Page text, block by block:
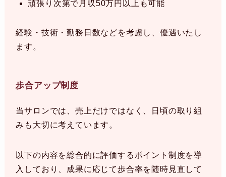
頑張り次第で月収50万円以上も可能
経験・技術・勤務日数などを考慮し、優遇いたし
ます。
歩合アップ制度
当サロンでは、売上だけではなく、日頃の取り組
みも大切に考えています。
以下の内容を総合的に評価するポイント制度を導
入しており、成果に応じて歩合率を随時見直して